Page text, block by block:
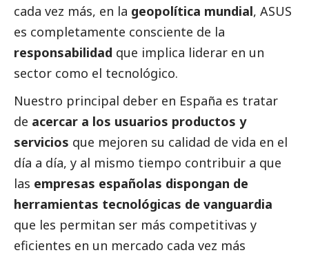
cada vez más, en la geopolítica mundial, ASUS
es completamente consciente de la
responsabilidad que implica liderar en un
sector como el tecnológico.
Nuestro principal deber en España es tratar
de acercar a los usuarios productos y
servicios que mejoren su calidad de vida en el
día a día, y al mismo tiempo contribuir a que
las empresas españolas dispongan de
herramientas tecnológicas de vanguardia
que les permitan ser más competitivas y
eficientes en un mercado cada vez más